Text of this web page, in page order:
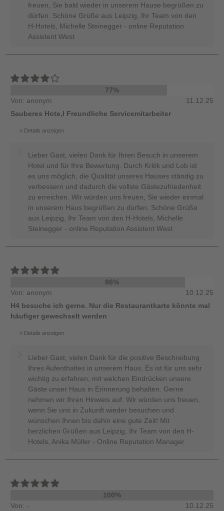
freuen, Sie bald wieder in unserem Hause begrüßen zu
dürfen. Schöne Grüße aus Leipzig, Ihr Team von den
H-Hotels, Michelle Steinegger - online Reputation
Assistent West
77%
Von: anonym
11.12.25
Sauberes Hote,l Freundliche Servicemitarbeiter
Details anzeigen
Lieber Gast, vielen Dank für Ihren Besuch in unserem
Hotel und für Ihre Bewertung. Durch Kritik und Lob ist
es uns möglich, die Qualität unseres Hauses ständig zu
verbessern und dadurch die vollste Gästezufriedenheit
zu erreichen. Wir würden uns freuen, Sie wieder einmal
in unserem Haus begrüßen zu dürfen. Schöne Grüße
aus Leipzig, Ihr Team von den H-Hotels, Michelle
Steinegger - online Reputation Assistent West
86%
Von: anonym
10.12.25
H4 besuche ich gerne. Nur die Restaurantkarte könnte mal
häufiger gewechselt werden
Details anzeigen
Lieber Gast, vielen Dank für die positive Beschreibung
Ihres Aufenthaltes in unserem Haus. Es ist für uns sehr
wichtig zu erfahren, mit welchen Eindrücken unsere
Gäste unser Haus in Erinnerung behalten. Gerne
nehmen wir Ihren Hinweis auf. Wir würden uns freuen,
wenn Sie uns in Zukunft wieder besuchen und
wünschen Ihnen bis dahin eine gute Zeit! Mit
herzlichen Grüßen aus Leipzig, Ihr Team von den H-
Hotels, Anika Müller - Online Reputation Manager
100%
Von: -
10.12.25